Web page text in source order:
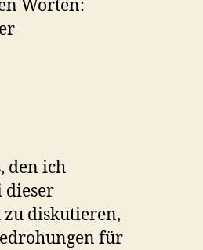
Worten:
den ich
dieser
diskutieren,
für